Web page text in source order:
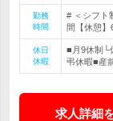
勤務
時間
# ＜シフト
間【休憩】
休日
休暇
■月9休制└
弔休暇■産
求人詳細